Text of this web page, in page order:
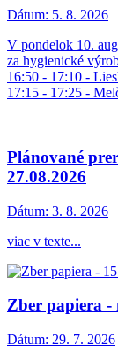
Dátum: 5. 8. 2026
V pondelok 10.
za hygienické
16:50 - 17:10 -
17:15 - 17:25 -
Plánované
27.08.2026
Dátum: 3. 8. 2026
viac v texte...
Zber papiera -
Dátum: 29. 7. 2026